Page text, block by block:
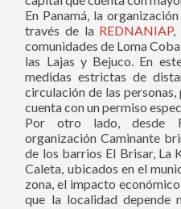
En Panamá, la
través de la REDNANIAP,
comunidades de Loma
las Lajas y Bejuco. En
medidas estrictas de
circulación de las
cuenta con un permiso
Por otro lado, desde
organización Caminante
de los barrios El Brisar, La
Caleta, ubicados en el
zona, el impacto
que la localidad depende